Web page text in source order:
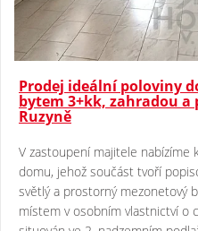
Prodej ideální poloviny
bytem 3+kk, zahradou a
Ruzyně
V zastoupení majitele nabízíme
domu, jehož součást tvoří
světlý a prostorný mezonetový
místem v osobním vlastnictví o